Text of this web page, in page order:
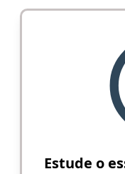
Estude o